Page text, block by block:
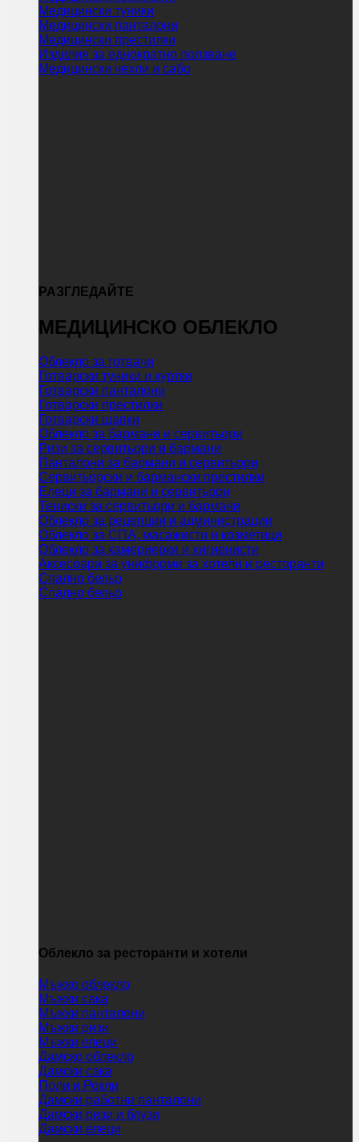
Медицински туники
Медицински панталони
Медицински престилки
Изделия за еднократно ползване
Медицински чехли и сабо
РАЗГЛЕДАЙТЕ
МЕДИЦИНСКО ОБЛЕКЛО
Облекло за готвачи
Готварски туники и куртки
Готварски панталони
Готварски престилки
Готварски шапки
Облекло за бармани и сервитьори
Ризи за сервитьори и бармани
Панталони за бармани и сервитьори
Сервитьорски и бармански престилки
Елеци за бармани и сервитьори
Тениски за сервитьори и бармани
Облекло за рецепции и администрации
Облекло за СПА, масажисти и козметици
Облекло за камериерки и хигиенисти
Аксесоари за униформи за хотели и ресторанти
Спално бельо
Спално бельо
Облекло за ресторанти и хотели
Мъжко облекло
Мъжки сака
Мъжки панталони
Мъжки ризи
Мъжки елеци
Дамско облекло
Дамски сака
Поли и Рокли
Дамски работни панталони
Дамски ризи и блузи
Дамски елеци